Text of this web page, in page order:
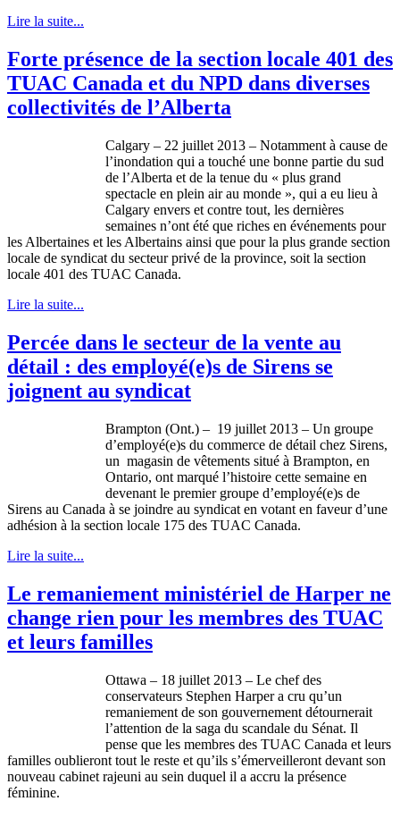
Lire la suite...
Forte présence de la section locale 401 des
TUAC Canada et du NPD dans diverses
collectivités de l’Alberta
Calgary – 22 juillet 2013 – Notamment à cause de
l’inondation qui a touché une bonne partie du sud
de l’Alberta et de la tenue du « plus grand
spectacle en plein air au monde », qui a eu lieu à
Calgary envers et contre tout, les dernières
semaines n’ont été que riches en événements pour
les Albertaines et les Albertains ainsi que pour la plus grande section
locale de syndicat du secteur privé de la province, soit la section
locale 401 des TUAC Canada.
Lire la suite...
Percée dans le secteur de la vente au
détail : des employé(e)s de Sirens se
joignent au syndicat
Brampton (Ont.) – 19 juillet 2013 – Un groupe
d’employé(e)s du commerce de détail chez Sirens,
un magasin de vêtements situé à Brampton, en
Ontario, ont marqué l’histoire cette semaine en
devenant le premier groupe d’employé(e)s de
Sirens au Canada à se joindre au syndicat en votant en faveur d’une
adhésion à la section locale 175 des TUAC Canada.
Lire la suite...
Le remaniement ministériel de Harper ne
change rien pour les membres des TUAC
et leurs familles
Ottawa – 18 juillet 2013 – Le chef des
conservateurs Stephen Harper a cru qu’un
remaniement de son gouvernement détournerait
l’attention de la saga du scandale du Sénat. Il
pense que les membres des TUAC Canada et leurs
familles oublieront tout le reste et qu’ils s’émerveilleront devant son
nouveau cabinet rajeuni au sein duquel il a accru la présence
féminine.